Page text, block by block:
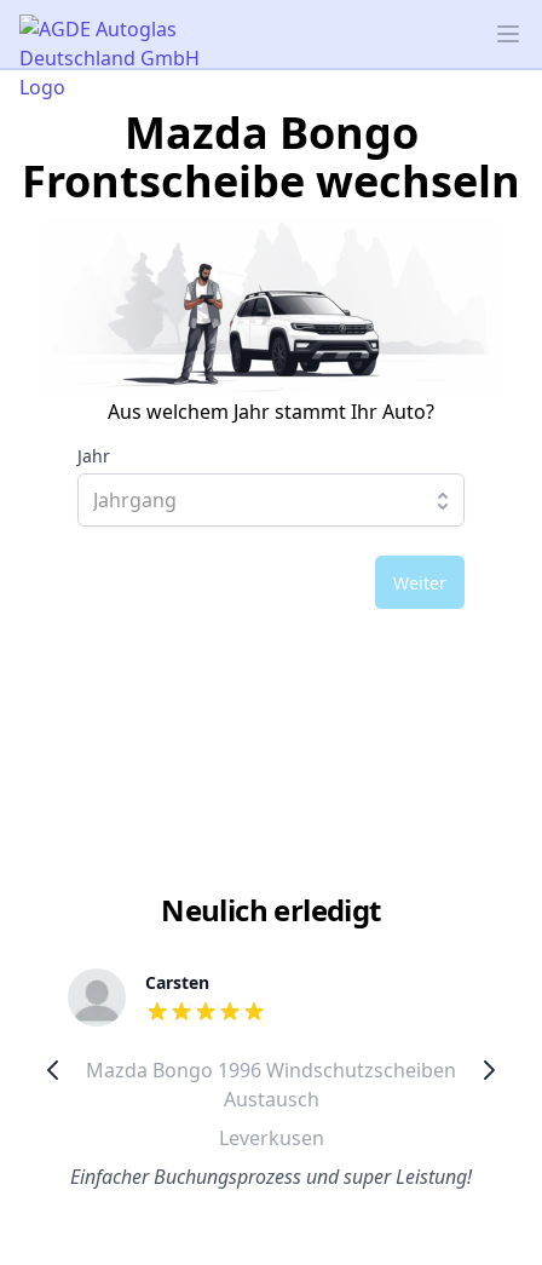
AGDE Autoglas Deutschland GmbH
Mazda Bongo
Frontscheibe wechseln
Aus welchem Jahr stammt Ihr Auto?
Jahr
Weiter
Neulich erledigt
Carsten
out of 5 stars
Mazda Bongo 1996 Windschutzscheiben
Austausch
Leverkusen
Einfacher Buchungsprozess und super Leistung!